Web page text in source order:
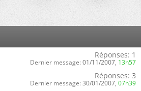
Réponses: 1
Dernier message: 01/11/2007, 13h57
Réponses: 3
Dernier message: 30/01/2007, 07h39